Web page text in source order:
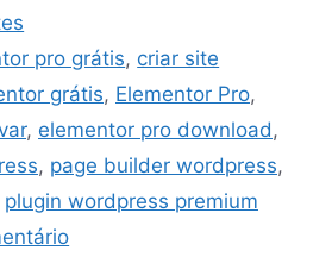
pro grátis, criar site
grátis, Elementor Pro,
, elementor pro download,
, page builder wordpress,
plugin wordpress premium